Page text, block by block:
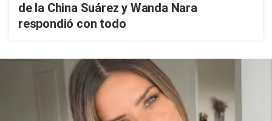
de la China Suárez y Wanda Nara
respondió con todo